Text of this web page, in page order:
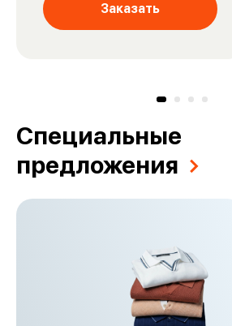
Заказать
Специальные
предложения